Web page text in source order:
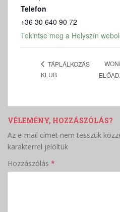
Telefon
+36 30 640 90 72
Tekintse meg a Helyszín
TÁPLÁLKOZÁS
KLUB
VÉLEMÉNY, HOZZÁSZÓLÁS?
Az e-mail címet nem tesszük
karakterrel jelöltük
Hozzászólás *